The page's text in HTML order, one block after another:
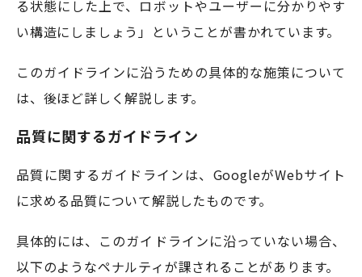
る状態にした上で、ロボットやユーザーに分かりやす
い構造にしましょう」ということが書かれています。
このガイドラインに沿うための具体的な施策について
は、後ほど詳しく解説します。
品質に関するガイドライン
品質に関するガイドラインは、GoogleがWebサイト
に求める品質について解説したものです。
具体的には、このガイドラインに沿っていない場合、
以下のようなペナルティが課されることがあります。